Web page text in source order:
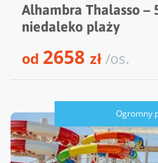
Alhambra Thalasso –
niedaleko plaży
od 2658 zł/os.
Ogromny